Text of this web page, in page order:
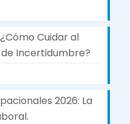
Cuidar al
Incertidumbre?
2026: La